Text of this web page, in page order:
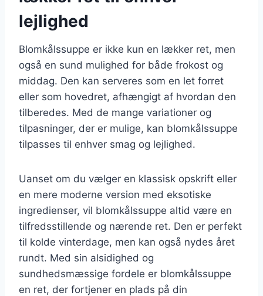
lejlighed
Blomkålssuppe er ikke kun en lækker ret, men
også en sund mulighed for både frokost og
middag. Den kan serveres som en let forret
eller som hovedret, afhængigt af hvordan den
tilberedes. Med de mange variationer og
tilpasninger, der er mulige, kan blomkålssuppe
tilpasses til enhver smag og lejlighed.
Uanset om du vælger en klassisk opskrift eller
en mere moderne version med eksotiske
ingredienser, vil blomkålssuppe altid være en
tilfredsstillende og nærende ret. Den er perfekt
til kolde vinterdage, men kan også nydes året
rundt. Med sin alsidighed og
sundhedsmæssige fordele er blomkålssuppe
en ret, der fortjener en plads på din